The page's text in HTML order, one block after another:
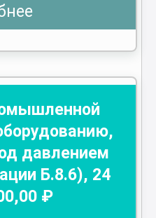
давлением
Б.8.6), 24
,00 ₽